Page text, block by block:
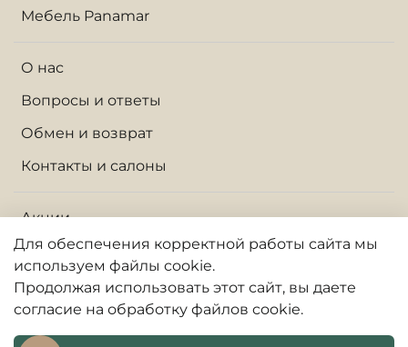
Мебель Panamar
О нас
Вопросы и ответы
Обмен и возврат
Контакты и салоны
Акции
Доставка по Москве и МО
Доставка по России
Оплата
Для обеспечения корректной работы сайта мы
используем файлы cookie.
Продолжая использовать этот сайт, вы даете
согласие на обработку файлов cookie.